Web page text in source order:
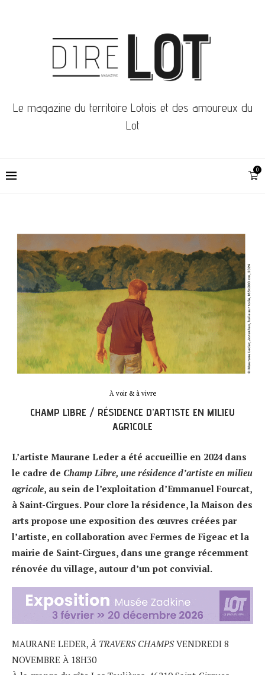
Le magazine du territoire Lotois et des amoureux du
Lot
0
À voir & à vivre
CHAMP LIBRE / RÉSIDENCE D’ARTISTE EN MILIEU
AGRICOLE
L’artiste Maurane Leder a été accueillie en 2024 dans
le cadre de Champ Libre, une résidence d’artiste en milieu
agricole, au sein de l’exploitation d’Emmanuel Fourcat,
à Saint-Cirgues. Pour clore la résidence, la Maison des
arts propose une exposition des œuvres créées par
l’artiste, en collaboration avec Fermes de Figeac et la
mairie de Saint-Cirgues, dans une grange récemment
rénovée du village, autour d’un pot convivial.
MAURANE LEDER, À TRAVERS CHAMPSVENDREDI 8
NOVEMBRE À 18H30